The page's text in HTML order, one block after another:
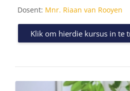
Dosent: Mnr. Riaan van Rooyen
Klik om hierdie kursus in te